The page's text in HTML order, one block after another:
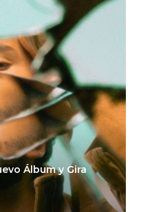
Álbum y Gira